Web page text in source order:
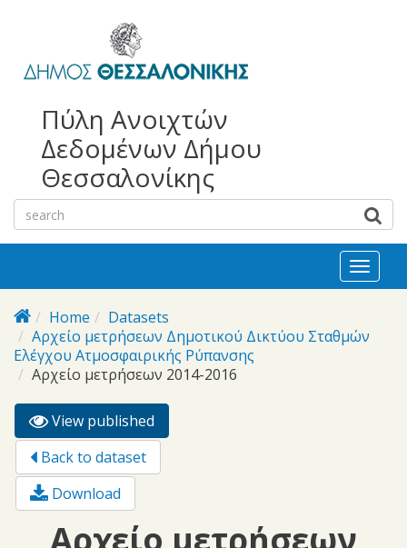
bayan
escort
escort
Πύλη Ανοιχτών
Δεδομένων Δήμου
Θεσσαλονίκης
Toggle
Home
Datasets
Αρχείο μετρήσεων Δημοτικού Δικτύου Σταθμών
Ελέγχου Ατμοσφαιρικής Ρύπανσης
Αρχείο μετρήσεων 2014-2016
Primary tabs
View published
tab)
Back to dataset
Download